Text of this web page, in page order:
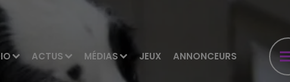
ACTUS MÉDIAS JEUX ANNONCEURS